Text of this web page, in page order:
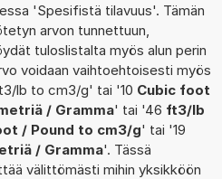
'Spesifistä tilavuus'. Tämän
arvon tunnettuun,
tuloslistalta myös alun perin
voidaan vaihtoehtoisesti myös
lb to cm3/g' tai '10 Cubic foot
/ Gramma' tai '46 ft3/lb
/ Pound to cm3/g' tai '19
/ Gramma'. Tässä
välittömästi mihin yksikköön